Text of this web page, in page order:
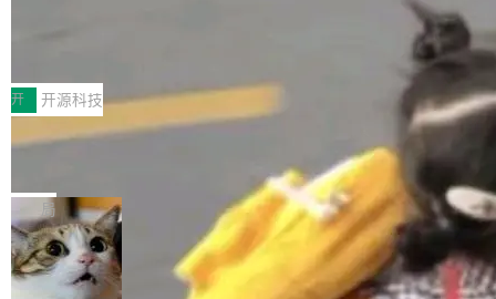
常维护操作，并完整支持 Iceberg V3 格式。
村国家自主创新示范区会议中心开幕。本届大会
由中关村智联软件服务业质量创新联盟主办，以
“智构可信·质创未来——AI原生时代的质量新范
式”为主题，直面AI从实验室走向规模化产业落地
的核心质量命题。会上，《2026智能研发生产力
工具选型手册》发布，Testin云测的Testin XAge
nt智能测试系统入选AI测试领域代表产品。对CI
O而言，这提示了一个转变：AI测试正在从效率
开 开源科技
让非法状态不可表示：一篇关于 ADT
有一种东西，一旦用过就回不去了。Alex Fedos
eev 管它叫"软件设计的基石"。 他说的东西不新
鲜——代数数据类型（ADT），尤其是和类型
（sum type）。但他说清楚了一件事：这不是类
型系统的学术体操，是日常编码的思维方式。 文
局
Cloudflare 开源内部企业 AI 平台 Clou
dflare OS
Cloudflare 发布了一个开源项目 Cloudflare O